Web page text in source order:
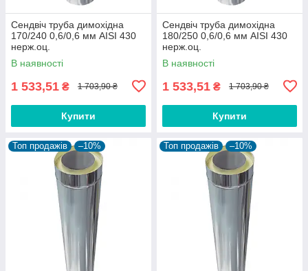
Сендвіч труба димохідна
170/240 0,6/0,6 мм AISI 430
нерж.оц.
В наявності
1 533,51 ₴ 1 703,90 ₴
Купити
Сендвіч труба димохідна
180/250 0,6/0,6 мм AISI 430
нерж.оц.
В наявності
1 533,51 ₴ 1 703,90 ₴
Купити
Топ продажів –10% Топ продажів –10%